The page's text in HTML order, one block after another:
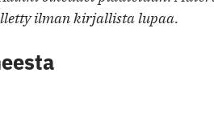
ilman kirjallista lupaa.